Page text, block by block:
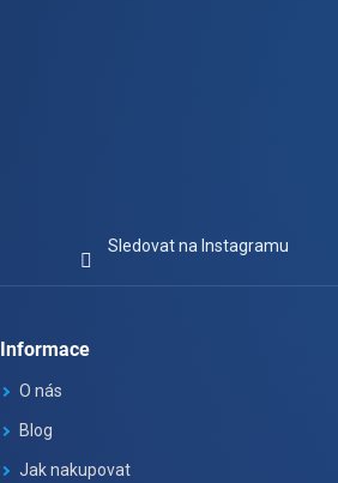
Sledovat na Instagramu
Informace
O nás
Blog
Jak nakupovat